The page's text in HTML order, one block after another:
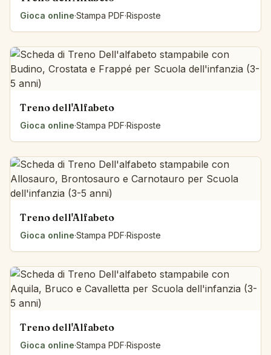
Gioca online·Stampa PDF·Risposte
Treno dell'Alfabeto
Gioca online·Stampa PDF·Risposte
Treno dell'Alfabeto
Gioca online·Stampa PDF·Risposte
Treno dell'Alfabeto
Gioca online·Stampa PDF·Risposte